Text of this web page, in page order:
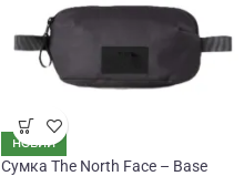
НОВИЙ
Сумка The North Face – Base